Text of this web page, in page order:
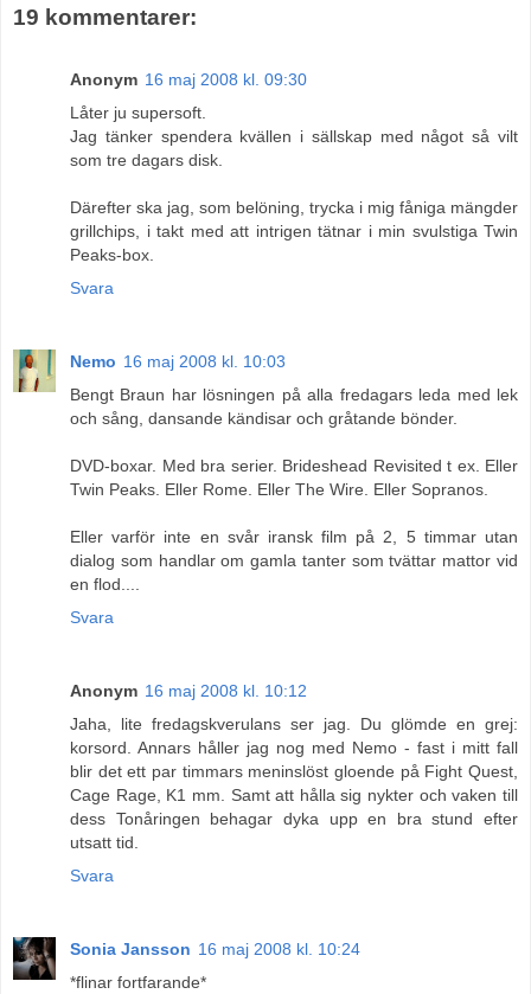
19 kommentarer:
Anonym 16 maj 2008 kl. 09:30
Låter ju supersoft.
Jag tänker spendera kvällen i sällskap med något så vilt
som tre dagars disk.
Därefter ska jag, som belöning, trycka i mig fåniga mängder
grillchips, i takt med att intrigen tätnar i min svulstiga Twin
Peaks-box.
Svara
Nemo 16 maj 2008 kl. 10:03
Bengt Braun har lösningen på alla fredagars leda med lek
och sång, dansande kändisar och gråtande bönder.
DVD-boxar. Med bra serier. Brideshead Revisited t ex. Eller
Twin Peaks. Eller Rome. Eller The Wire. Eller Sopranos.
Eller varför inte en svår iransk film på 2, 5 timmar utan
dialog som handlar om gamla tanter som tvättar mattor vid
en flod....
Svara
Anonym 16 maj 2008 kl. 10:12
Jaha, lite fredagskverulans ser jag. Du glömde en grej:
korsord. Annars håller jag nog med Nemo - fast i mitt fall
blir det ett par timmars meninslöst gloende på Fight Quest,
Cage Rage, K1 mm. Samt att hålla sig nykter och vaken till
dess Tonåringen behagar dyka upp en bra stund efter
utsatt tid.
Svara
Sonia Jansson 16 maj 2008 kl. 10:24
*flinar fortfarande*